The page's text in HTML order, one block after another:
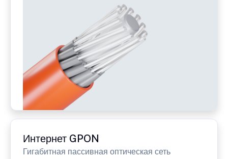
Интернет GPON
Гигабитная пассивная оптическая сеть